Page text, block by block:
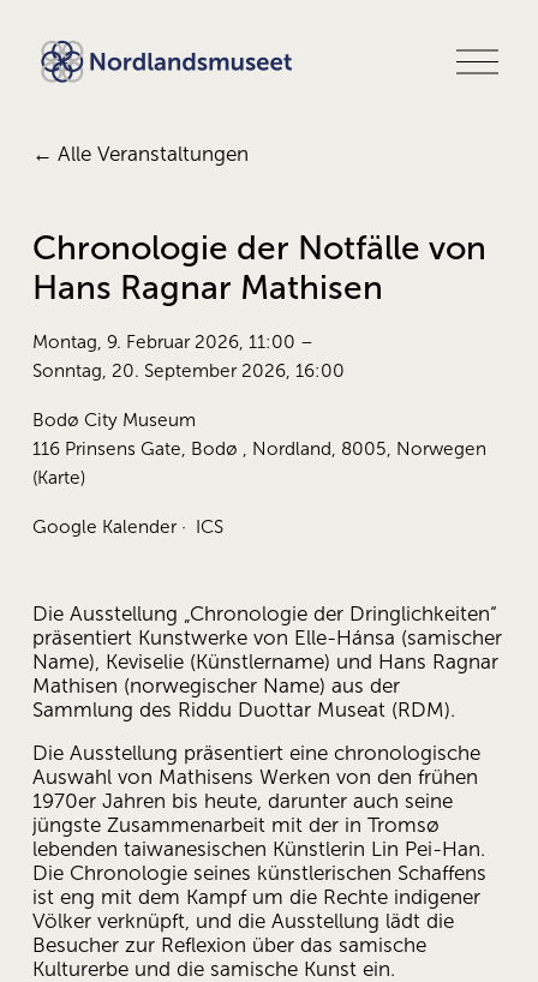
M
e
n
Alle Veranstaltungen
Chronologie der Notfälle von
Hans Ragnar Mathisen
Montag, 9. Februar 2026 11:00
Sonntag, 20. September 2026 16:00
Bodø City Museum
116 Prinsens Gate Bodø , Nordland, 8005 Norwegen
(Karte)
Google Kalender ICS
Die Ausstellung „Chronologie der Dringlichkeiten“
präsentiert Kunstwerke von Elle-Hánsa (samischer
Name), Keviselie (Künstlername) und Hans Ragnar
Mathisen (norwegischer Name) aus der
Sammlung des Riddu Duottar Museat (RDM).
Die Ausstellung präsentiert eine chronologische
Auswahl von Mathisens Werken von den frühen
1970er Jahren bis heute, darunter auch seine
jüngste Zusammenarbeit mit der in Tromsø
lebenden taiwanesischen Künstlerin Lin Pei-Han.
Die Chronologie seines künstlerischen Schaffens
ist eng mit dem Kampf um die Rechte indigener
Völker verknüpft, und die Ausstellung lädt die
Besucher zur Reflexion über das samische
Kulturerbe und die samische Kunst ein.